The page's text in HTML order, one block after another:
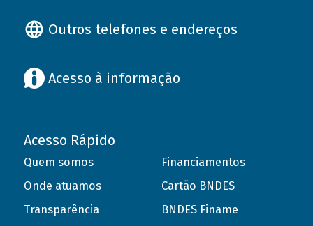
Outros telefones e endereços
Acesso à informação
Acesso Rápido
Quem somos
Onde atuamos
Transparência
Financiamentos
Cartão BNDES
BNDES Finame